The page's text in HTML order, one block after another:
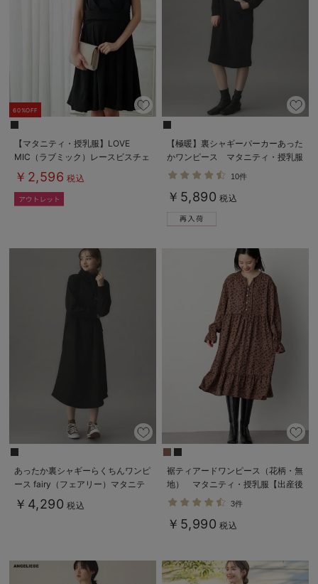
60%OFF
【マタニティ・授乳服】LOVE
MIC（ラブミック）レースビスチェ
ワンピース【出産後も長く使える】
￥2,596 税込
【極暖】裏シャギーパーカーあった
かワンピース マタニティ・授乳服
10件
￥5,890 税込
あったか裏シャギーらくちんワンピ
ース fairy（フェアリー）マタニテ
ィ・産後 【出産後も長く使える】
￥4,290 税込
裾ティアードワンピース（花柄・無
地） マタニティ・授乳服【出産後
も長く使える】
3件
￥5,990 税込